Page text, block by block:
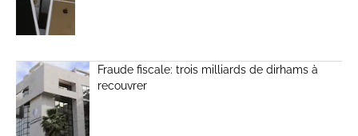
Fraude fiscale: trois milliards de dirhams à
recouvrer